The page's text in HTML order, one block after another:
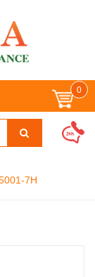
0
7H